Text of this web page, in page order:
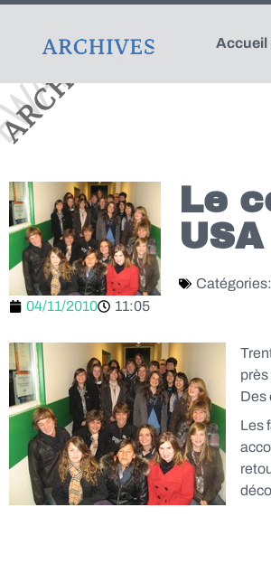
Accueil
Le
USA
Catégories:
04/11/2010
11:05
Des
Les